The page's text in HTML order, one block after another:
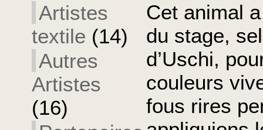
Artistes
textile (14)
Autres
Artistes
(16)
Cet animal
du stage,
d’Uschi,
couleurs
fous rires